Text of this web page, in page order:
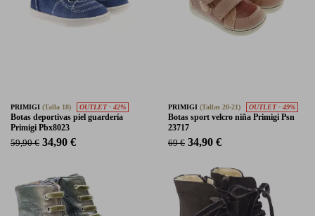
PRIMIGI (Talla 18) OUTLET - 42%
Botas deportivas piel guardería
Primigi Pbx8023
59,90 € 34,90 €
PRIMIGI (Tallas 20-21) OUTLET - 49%
Botas sport velcro niña Primigi Psn
23717
69 € 34,90 €